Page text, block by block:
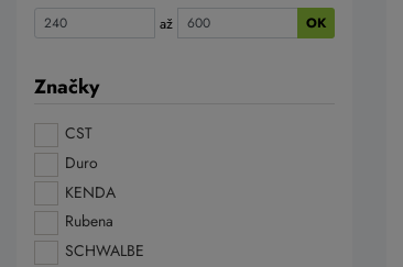
až OK
Značky
CST
Duro
KENDA
Rubena
SCHWALBE